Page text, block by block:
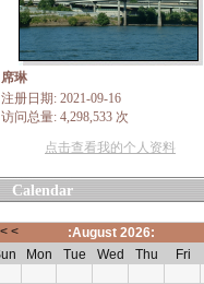
席琳
注册日期: 2021-09-16
访问总量: 4,298,533 次
点击查看我的个人资料
Calendar